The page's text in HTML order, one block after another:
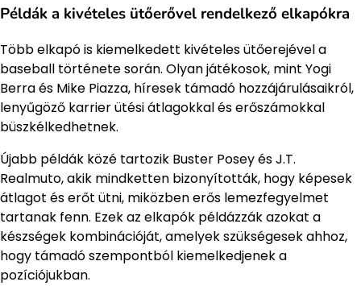
Példák a kivételes ütőerővel rendelkező elkapókra
Több elkapó is kiemelkedett kivételes ütőerejével a
baseball története során. Olyan játékosok, mint Yogi
Berra és Mike Piazza, híresek támadó hozzájárulásaikról,
lenyűgöző karrier ütési átlagokkal és erőszámokkal
büszkélkedhetnek.
Újabb példák közé tartozik Buster Posey és J.T.
Realmuto, akik mindketten bizonyították, hogy képesek
átlagot és erőt ütni, miközben erős lemezfegyelmet
tartanak fenn. Ezek az elkapók példázzák azokat a
készségek kombinációját, amelyek szükségesek ahhoz,
hogy támadó szempontból kiemelkedjenek a
pozíciójukban.